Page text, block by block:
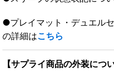
●プレイマット・デュエル
の詳細はこちら
【サプライ商品の外装につい